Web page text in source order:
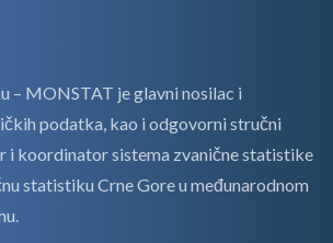
– MONSTAT je glavni nosilac i
podatka, kao i odgovorni stručni
i koordinator sistema zvanične statistike
statistiku Crne Gore u međunarodnom